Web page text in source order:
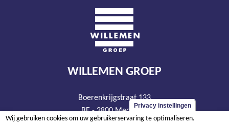
WILLEMEN GROEP
Boerenkrijgstraat 133
BE - 2800 Mechelen
tel +32 15 569 965
Privacy instellingen
Wij gebruiken cookies om uw gebruikerservaring te optimaliseren.